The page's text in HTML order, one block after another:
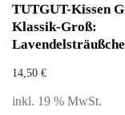
TUTGUT-Kissen
Klassik-Groß:
14,50 €
inkl. 19 % MwSt.